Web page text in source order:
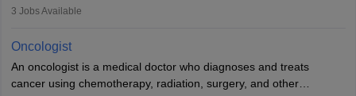
relevant damage. Individuals who opt for a career as an
if someone has a normal sensitivity to sounds or not. After the
identification of hearing loss, a hearing doctor is required to
determine which sections of the hearing are affected, to what
extent they are affected, and where the wound causing the
3 Jobs Available
Oncologist
An oncologist is a medical doctor who diagnoses and treats
cancer using chemotherapy, radiation, surgery, and other